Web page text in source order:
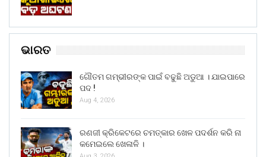
ଭାରତ
ଗୌତମ ଗମ୍ଭୀରଙ୍କ ପାଇଁ ବଢୁଛି ଅଡୁଆ । ଯାଇପାରେ
ପଦ !
Aug 4, 2026
ରଣଜୀ କ୍ରିକେଟରେ ଚମତ୍କାର ଖେଳ ପଦର୍ଶନ କରି ନା
କମେଇଲେ ଖେଳାଳି ।